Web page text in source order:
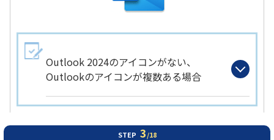
Outlook 2024のアイコンがない、
Outlookのアイコンが複数ある場合
STEP 3/18